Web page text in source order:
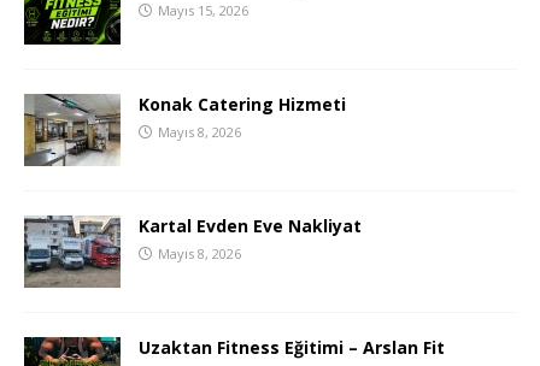
Mayıs 15, 2026
Konak Catering Hizmeti
Mayıs 8, 2026
Kartal Evden Eve Nakliyat
Mayıs 8, 2026
Uzaktan Fitness Eğitimi – Arslan Fit